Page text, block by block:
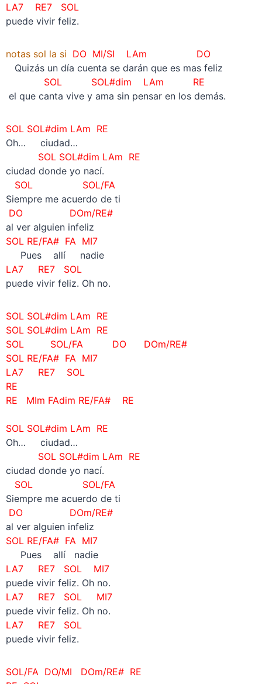
LA7 RE7 SOL
puede vivir feliz.
notas sol la si DO MI/SI LAm DO
Quizás un día cuenta se darán que es mas feliz
SOL SOL#dim LAm RE
el que canta vive y ama sin pensar en los demás.
SOL SOL#dim LAm RE
Oh… ciudad…
SOL SOL#dim LAm RE
ciudad donde yo nací.
SOL SOL/FA
Siempre me acuerdo de ti
DO DOm/RE#
al ver alguien infeliz
SOL RE/FA# FA MI7
Pues allí nadie
LA7 RE7 SOL
puede vivir feliz. Oh no.
SOL SOL#dim LAm RE
SOL SOL#dim LAm RE
SOL SOL/FA
DO DOm/RE#
SOL RE/FA# FA MI7
LA7 RE7 SOL
RE
RE MIm FAdim RE/FA# RE
SOL SOL#dim LAm RE
Oh… ciudad…
SOL SOL#dim LAm RE
ciudad donde yo nací.
SOL SOL/FA
Siempre me acuerdo de ti
DO DOm/RE#
al ver alguien infeliz
SOL RE/FA# FA MI7
Pues allí nadie
LA7 RE7 SOL MI7
puede vivir feliz. Oh no.
LA7 RE7 SOL
MI7
puede vivir feliz. Oh no.
LA7 RE7 SOL
puede vivir feliz.
SOL/FA DO/MI DOm/RE# RE